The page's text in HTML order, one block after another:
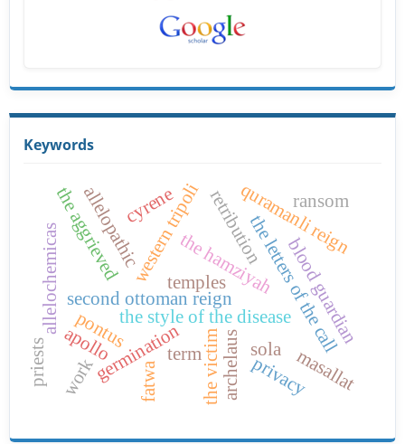
Keywords
the style of the diseasethe letters of the call
the hamziyah
western tripoli quramanli reign
second ottoman reign blood guardian
the aggrieved
the victim
retribution ransom
allelochemicas allelopathic
germination
pontus sola
archelaus privacy
term
fatwa masallat
cyrene
apollo
temples
priests work